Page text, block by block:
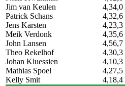
Jim van Keulen
4,34,0
Patrick Schans
4,32,6
Jens Karsten
4,23,3
Meik Verdonk
4,35,6
John Lansen
4,56,7
Theo Rekelhof
4,30,3
Johan Kluessien
4,10,3
Mathias Spoel
4,27,5
Kelly Smit
4,18,4